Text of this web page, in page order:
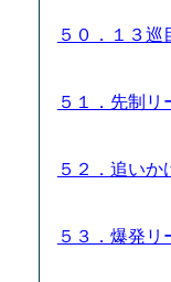
５０．１３
５１．先制
５２．追い
５３．爆発